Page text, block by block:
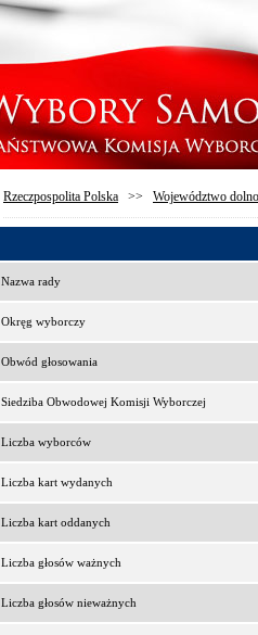
Rzeczpospolita Polska >> Województwo
Nazwa rady
Okręg wyborczy
Obwód głosowania
Siedziba Obwodowej Komisji Wyborczej
Liczba wyborców
Liczba kart wydanych
Liczba kart oddanych
Liczba głosów ważnych
Liczba głosów nieważnych